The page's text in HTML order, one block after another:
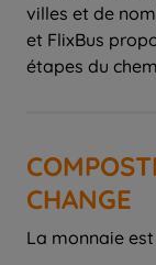
villes et de
et FlixBus
étapes du
CHANGE
La monnaie est